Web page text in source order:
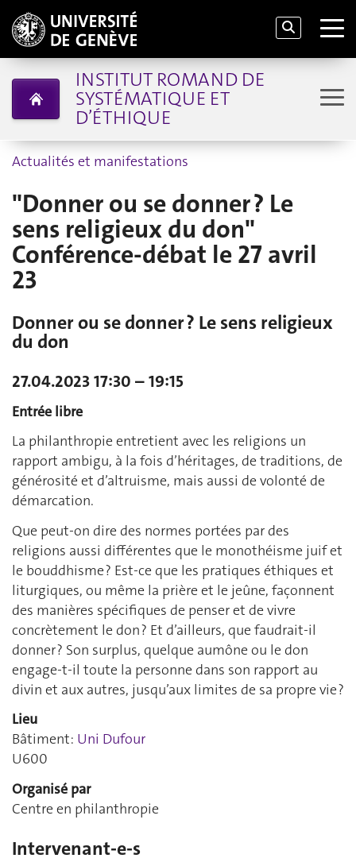
INSTITUT ROMAND DE
SYSTÉMATIQUE ET
D’ÉTHIQUE
Actualités et manifestations
"Donner ou se donner ? Le
sens religieux du don"
Conférence-débat le 27 avril
23
Donner ou se donner ? Le sens religieux
du don
27.04.2023 17:30 – 19:15
Entrée libre
La philanthropie entretient avec les religions un
rapport ambigu, à la fois d’héritages, de traditions, de
générosité et d’altruisme, mais aussi de volonté de
démarcation.
Que peut-on dire des normes portées par des
religions aussi différentes que le monothéisme juif et
le bouddhisme ? Est-ce que les pratiques éthiques et
liturgiques, ou même la prière et le jeûne, façonnent
des manières spécifiques de penser et de vivre
concrètement le don ? Et d’ailleurs, que faudrait-il
donner ? Son surplus, quelque aumône ou le don
engage-t-il toute la personne dans son rapport au
divin et aux autres, jusqu’aux limites de sa propre vie ?
Lieu
Bâtiment: Uni Dufour
U600
Organisé par
Centre en philanthropie
Intervenant-e-s